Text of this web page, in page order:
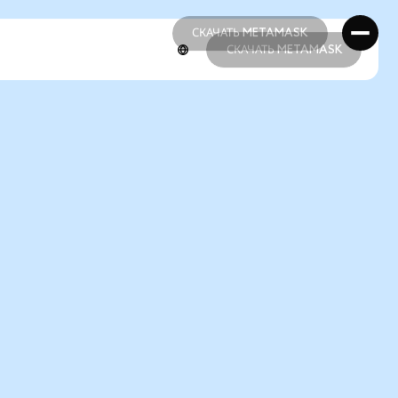
СКАЧАТЬ METAMASK
СКАЧАТЬ METAMASK
СКАЧАТЬ METAMASK